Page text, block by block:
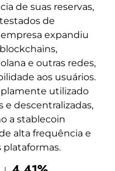
de suas reservas,
de
expandiu
e outras redes,
aos usuários.
utilizado
e descentralizadas,
a stablecoin
alta frequência e